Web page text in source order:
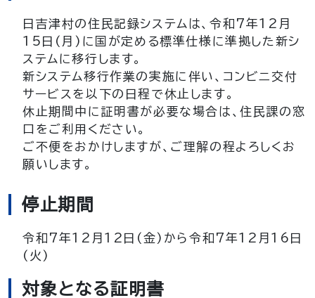
日吉津村の住民記録システムは、令和7年12月
15日(月)に国が定める標準仕様に準拠した新シ
ステムに移行します。
新システム移行作業の実施に伴い、コンビニ交付
サービスを以下の日程で休止します。
休止期間中に証明書が必要な場合は、住民課の窓
口をご利用ください。​
ご不便をおかけしますが、ご理解の程よろしくお
願いします。
停止期間
令和7年12月12日(金)から令和7年12月16日
(火)
対象となる証明書